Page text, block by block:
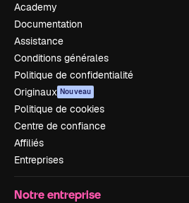
Academy
Documentation
Assistance
Conditions générales
Politique de confidentialité
Originaux Nouveau
Politique de cookies
Centre de confiance
Affiliés
Entreprises
Notre entreprise